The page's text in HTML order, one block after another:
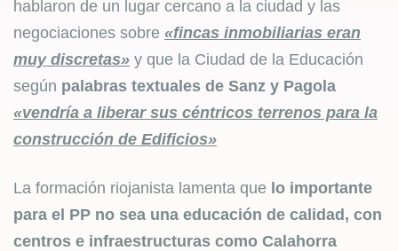
hablaron de un lugar cercano a la ciudad y las
negociaciones sobre «fincas inmobiliarias eran
muy discretas» y que la Ciudad de la Educación
según palabras textuales de Sanz y Pagola
«vendría a liberar sus céntricos terrenos para la
construcción de Edificios»
La formación riojanista lamenta que lo importante
para el PP no sea una educación de calidad, con
centros e infraestructuras como Calahorra